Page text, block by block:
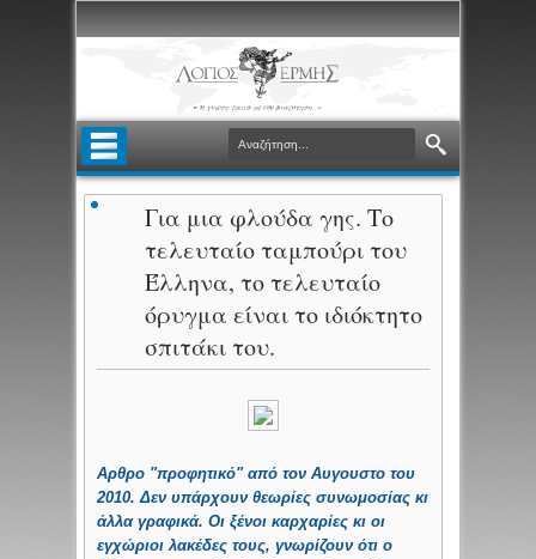
Για μια φλούδα γης. Το
τελευταίο ταμπούρι του
Έλληνα, το τελευταίο
όρυγμα είναι το ιδιόκτητο
σπιτάκι του.
Αρθρο "προφητικό" από τον Αυγουστο του
2010. Δεν υπάρχουν θεωρίες συνωμοσίας κι
άλλα γραφικά. Οι ξένοι καρχαρίες κι οι
εγχώριοι λακέδες τους, γνωρίζουν ότι ο